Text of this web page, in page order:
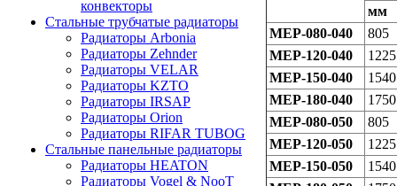
конвекторы
Стальные трубчатые радиаторы
Радиаторы Arbonia
Радиаторы Zehnder
Радиаторы VELAR
Радиаторы KZTO
Радиаторы IRSAP
Радиаторы Orion
Радиаторы RIFAR TUBOG
Стальные панельные радиаторы
Радиаторы HEATON
Радиаторы Vogel & NooT
мм
MEP-080-040
805
MEP-120-040
1225
MEP-150-040
1540
MEP-180-040
1750
MEP-080-050
805
MEP-120-050
1225
MEP-150-050
1540